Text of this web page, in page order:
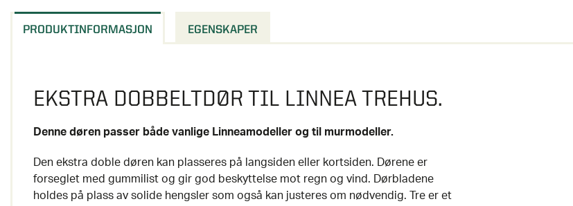
PRODUKTINFORMASJON EGENSKAPER
EKSTRA DOBBELTDØR TIL LINNEA TREHUS.
Denne døren passer både vanlige Linneamodeller og til murmodeller.
Den ekstra doble døren kan plasseres på langsiden eller kortsiden. Dørene er
forseglet med gummilist og gir god beskyttelse mot regn og vind. Dørbladene
holdes på plass av solide hengsler som også kan justeres om nødvendig. Tre er et